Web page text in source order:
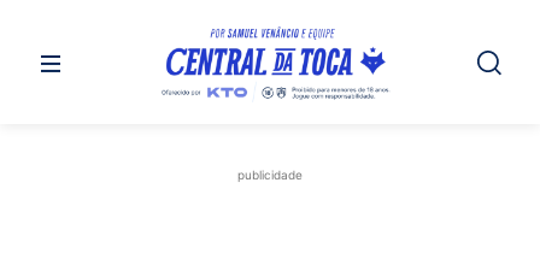
publicidade